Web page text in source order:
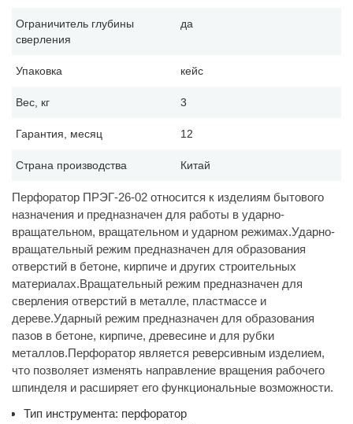
Ограничитель глубины
сверления
да
Упаковка кейс
Вес, кг 3
Гарантия, месяц 12
Страна производства Китай
Перфоратор ПРЭГ-26-02 относится к изделиям бытового
назначения и предназначен для работы в ударно-
вращательном, вращательном и ударном режимах.Ударно-
вращательный режим предназначен для образования
отверстий в бетоне, кирпиче и других строительных
материалах.Вращательный режим предназначен для
сверления отверстий в металле, пластмассе и
дереве.Ударный режим предназначен для образования
пазов в бетоне, кирпиче, древесине и для рубки
металлов.Перфоратор является реверсивным изделием,
что позволяет изменять направление вращения рабочего
шпинделя и расширяет его функциональные возможности.
Тип инструмента: перфоратор